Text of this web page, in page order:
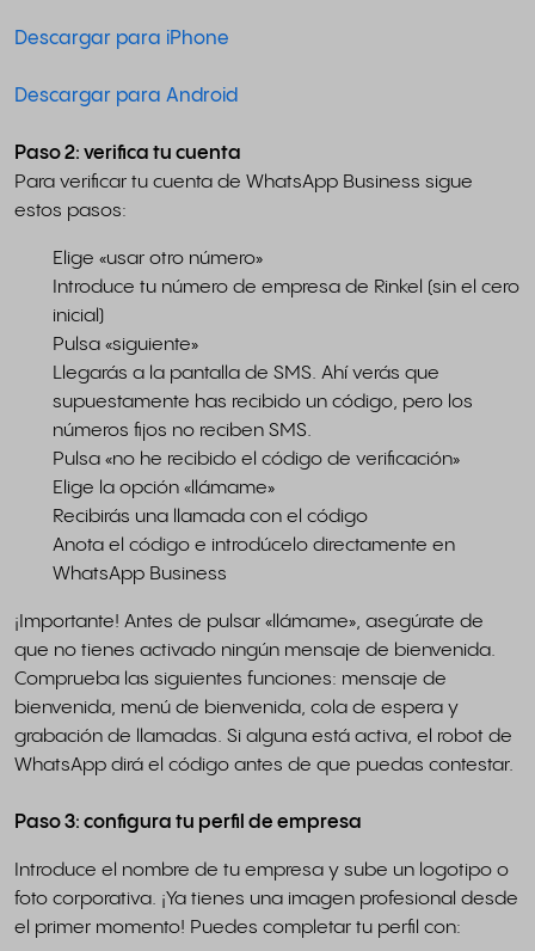
Descargar para iPhone
Descargar para Android
Paso 2: verifica tu cuenta
Para verificar tu cuenta de WhatsApp Business sigue
estos pasos:
Elige «usar otro número»
Introduce tu número de empresa de Rinkel (sin el cero
inicial)
Pulsa «siguiente»
Llegarás a la pantalla de SMS. Ahí verás que
supuestamente has recibido un código, pero los
números fijos no reciben SMS.
Pulsa «no he recibido el código de verificación»
Elige la opción «llámame»
Recibirás una llamada con el código
Anota el código e introdúcelo directamente en
WhatsApp Business
¡Importante! Antes de pulsar «llámame», asegúrate de
que no tienes activado ningún mensaje de bienvenida.
Comprueba las siguientes funciones: mensaje de
bienvenida, menú de bienvenida, cola de espera y
grabación de llamadas. Si alguna está activa, el robot de
WhatsApp dirá el código antes de que puedas contestar.
Paso 3: configura tu perfil de empresa
Introduce el nombre de tu empresa y sube un logotipo o
foto corporativa. ¡Ya tienes una imagen profesional desde
el primer momento! Puedes completar tu perfil con: